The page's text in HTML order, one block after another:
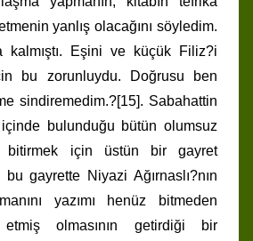
yanlış olacağını söyledim.
kalmıştı. Eşini ve küçük Filiz?i
bu zorunluydu. Doğrusu ben
sindiremedim.?[15]. Sabahattin
içinde bulunduğu bütün olumsuz
bitirmek için üstün bir gayret
gayrette Niyazi Ağırnaslı?nın
yazımı henüz bitmeden
olmasının getirdiği bir